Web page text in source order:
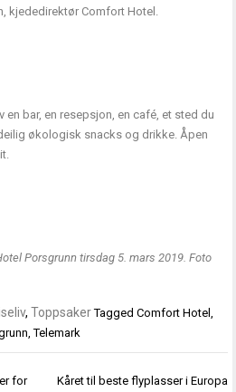
kjededirektør Comfort Hotel.
en bar, en resepsjon, en café, et sted du
økologisk snacks og drikke. Åpen
Porsgrunn tirsdag 5. mars 2019. Foto
,Toppsaker TaggedComfort Hotel,
,Telemark
for
Kåret til beste flyplasser i Europa